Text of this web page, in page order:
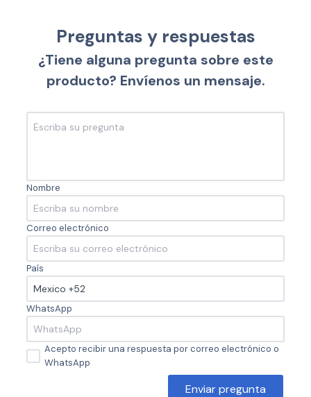
Preguntas y respuestas
¿Tiene alguna pregunta sobre este
producto? Envíenos un mensaje.
Nombre
Correo electrónico
País
WhatsApp
Acepto recibir una respuesta por correo electrónico o
WhatsApp
Enviar pregunta